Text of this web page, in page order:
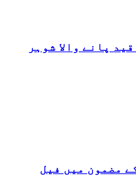
پانے والا شوہر